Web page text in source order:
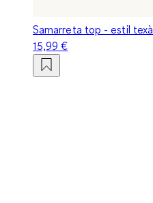
Samarreta top - estil texà
15,99 €